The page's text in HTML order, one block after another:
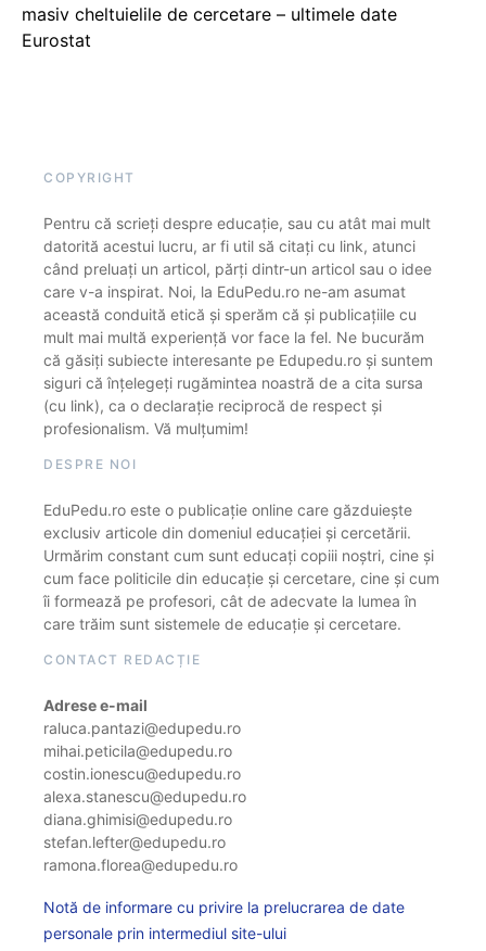
masiv cheltuielile de cercetare – ultimele date
Eurostat
COPYRIGHT
Pentru că scrieți despre educație, sau cu atât mai mult
datorită acestui lucru, ar fi util să citați cu link, atunci
când preluați un articol, părți dintr-un articol sau o idee
care v-a inspirat. Noi, la EduPedu.ro ne-am asumat
această conduită etică și sperăm că și publicațiile cu
mult mai multă experiență vor face la fel. Ne bucurăm
că găsiți subiecte interesante pe Edupedu.ro și suntem
siguri că înțelegeți rugămintea noastră de a cita sursa
(cu link), ca o declarație reciprocă de respect și
profesionalism. Vă mulțumim!
DESPRE NOI
EduPedu.ro este o publicație online care găzduiește
exclusiv articole din domeniul educației și cercetării.
Urmărim constant cum sunt educați copiii noștri, cine și
cum face politicile din educație și cercetare, cine și cum
îi formează pe profesori, cât de adecvate la lumea în
care trăim sunt sistemele de educație și cercetare.
CONTACT REDACȚIE
Adrese e-mail
raluca.pantazi@edupedu.ro
mihai.peticila@edupedu.ro
costin.ionescu@edupedu.ro
alexa.stanescu@edupedu.ro
diana.ghimisi@edupedu.ro
stefan.lefter@edupedu.ro
ramona.florea@edupedu.ro
Notă de informare cu privire la prelucrarea de date
personale prin intermediul site-ului